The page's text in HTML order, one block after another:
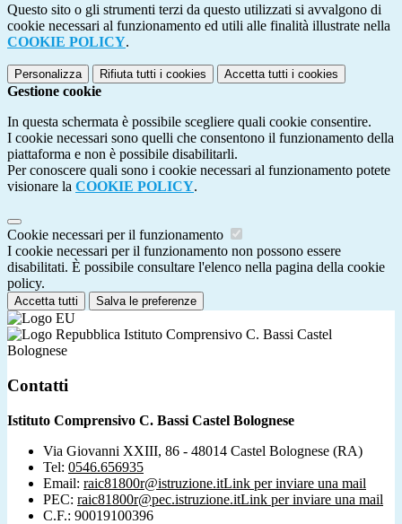
Questo sito o gli strumenti terzi da questo utilizzati si avvalgono di
cookie necessari al funzionamento ed utili alle finalità illustrate nella
COOKIE POLICY.
Personalizza Rifiuta tutti i cookies Accetta tutti i cookies
Gestione cookie
In questa schermata è possibile scegliere quali cookie consentire.
I cookie necessari sono quelli che consentono il funzionamento della
piattaforma e non è possibile disabilitarli.
Per conoscere quali sono i cookie necessari al funzionamento potete
visionare la COOKIE POLICY.
Cookie necessari per il funzionamento
I cookie necessari per il funzionamento non possono essere
disabilitati. È possibile consultare l'elenco nella pagina della cookie
policy.
Accetta tutti Salva le preferenze
Istituto Comprensivo C. Bassi Castel
Bolognese
Contatti
Istituto Comprensivo C. Bassi Castel Bolognese
Via Giovanni XXIII, 86 - 48014 Castel Bolognese (RA)
Tel: 0546.656935
Email: raic81800r@istruzione.itLink per inviare una mail
PEC: raic81800r@pec.istruzione.itLink per inviare una mail
C.F.: 90019100396